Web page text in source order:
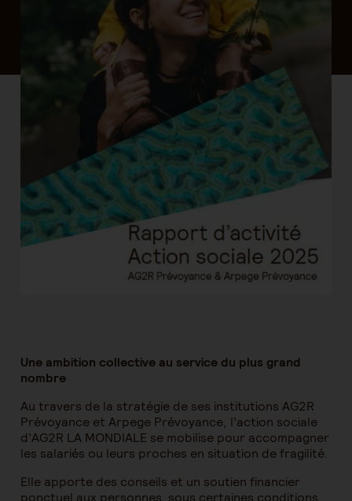
Une ambition collective au service du plus grand
nombre
Au travers de la stratégie de ses institutions AG2R
Prévoyance et Arpege Prévoyance, l’action sociale
d’AG2R LA MONDIALE se mobilise pour accompagner
les salariés ou leurs proches en situation de fragilité.
Elle apporte des conseils et un soutien financier
ponctuel aux personnes, sous certaines conditions,